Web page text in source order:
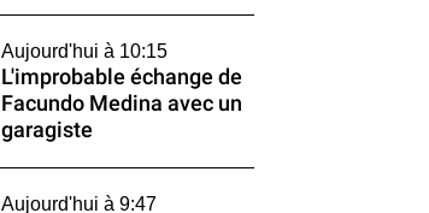
Aujourd'hui à 10:15
L'improbable échange de
Facundo Medina avec un
garagiste
Aujourd'hui à 9:47